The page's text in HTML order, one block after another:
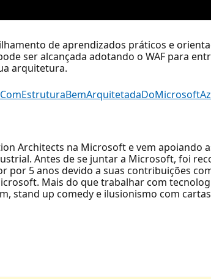
de aprendizados práticos e
ser alcançada adotando o WAF para
arquitetura.
Architects na Microsoft e vem apoiando
Antes de se juntar a Microsoft, foi
5 anos devido a suas contribuições
Mais do que trabalhar com
stand up comedy e ilusionismo com